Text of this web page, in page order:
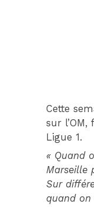
Cette
sur
Ligue 1.
« Quand
Marseille
Sur
quand